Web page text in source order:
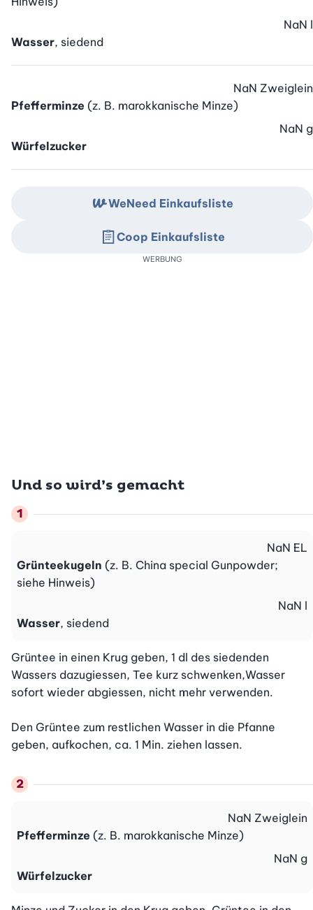
Wasser, siedend
NaN l
Pfefferminze (z. B. marokkanische Minze)
NaN Zweiglein
Würfelzucker
NaN g
Und so wird’s gemacht
Grünteekugeln (z. B. China special Gunpowder;
siehe Hinweis)
NaN EL
Wasser, siedend
NaN l
Grüntee in einen Krug geben, 1 dl des siedenden
Wassers dazugiessen, Tee kurz schwenken,Wasser
sofort wieder abgiessen, nicht mehr verwenden.
Den Grüntee zum restlichen Wasser in die Pfanne
geben, aufkochen, ca. 1 Min. ziehen lassen.
Pfefferminze (z. B. marokkanische Minze)
NaN Zweiglein
Würfelzucker
NaN g
WeNeed Einkaufsliste
Coop Einkaufsliste
WERBUNG